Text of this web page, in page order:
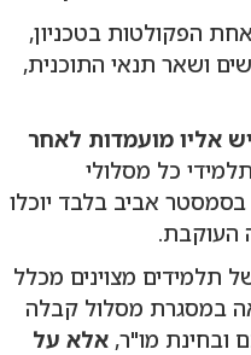
הפקולטות בטכניון,
ושאר תנאי התוכנית,
אליו מועמדות לאחר
כל מסלולי
אביב בלבד יוכלו
העוקבת.
תלמידים מצוינים מכלל
במסגרת מסלול קבלה
ובחינת מו"ר, אלא על